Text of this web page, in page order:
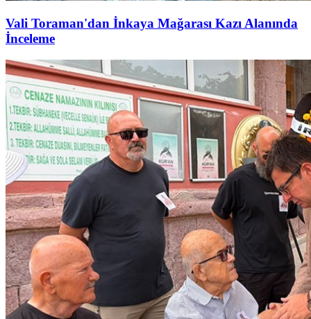
Vali Toraman'dan İnkaya Mağarası Kazı Alanında
İnceleme